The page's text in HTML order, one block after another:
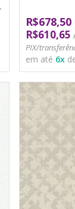
R$678,50
R$610,65
PIX/
em até 6x